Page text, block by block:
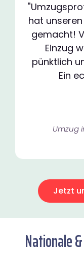
hat
gemacht!
Einzug
pünktlich
Ein
Umzug
Jetzt
Nationale